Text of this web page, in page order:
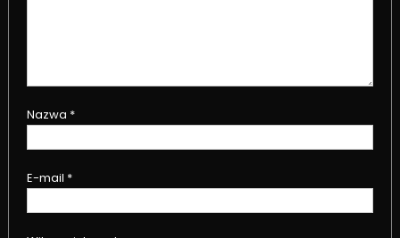
Nazwa *
E-mail *